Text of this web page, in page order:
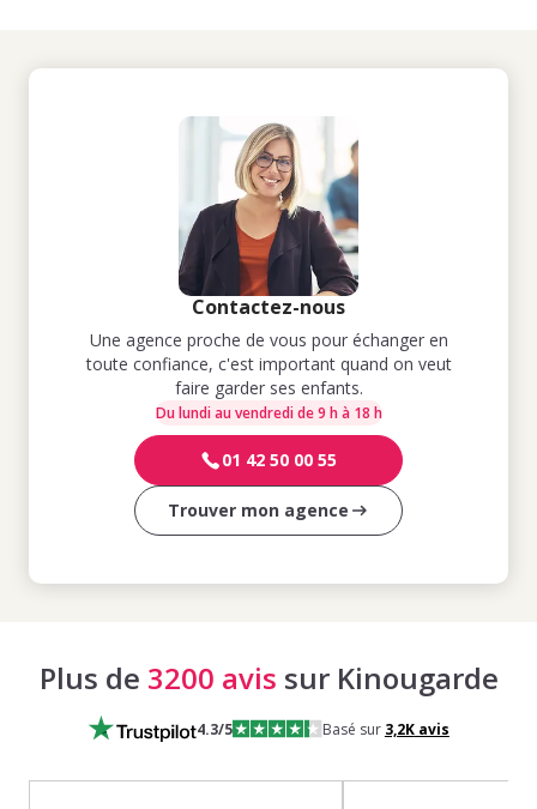
Contactez-nous
Une agence proche de vous pour échanger en
toute confiance, c'est important quand on veut
faire garder ses enfants.
Du lundi au vendredi de 9 h à 18 h
01 42 50 00 55
Trouver mon agence
Plus de 3200 avis sur Kinougarde
4.3/5 Basé sur 3,2Kavis